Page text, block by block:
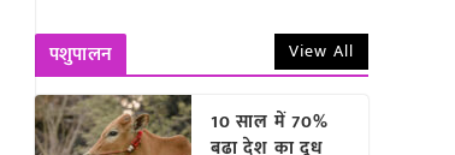
पशुपालन View All
10 साल में 70%
बढ़ा देश का दूध